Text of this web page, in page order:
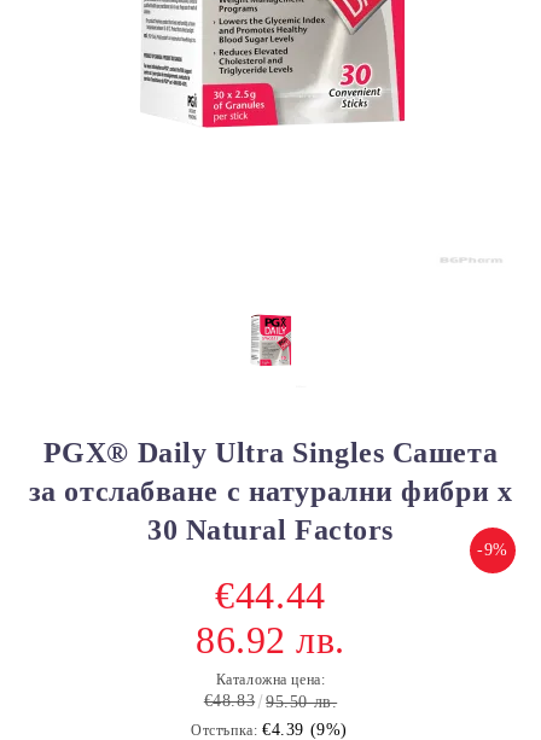
PGX® Daily Ultra Singles Сашета
за отслабване с натурални фибри х
30 Natural Factors
-9%
€44.44
86.92 лв.
Каталожна цена:
€48.83 95.50 лв.
Отстъпка: €4.39 (9%)